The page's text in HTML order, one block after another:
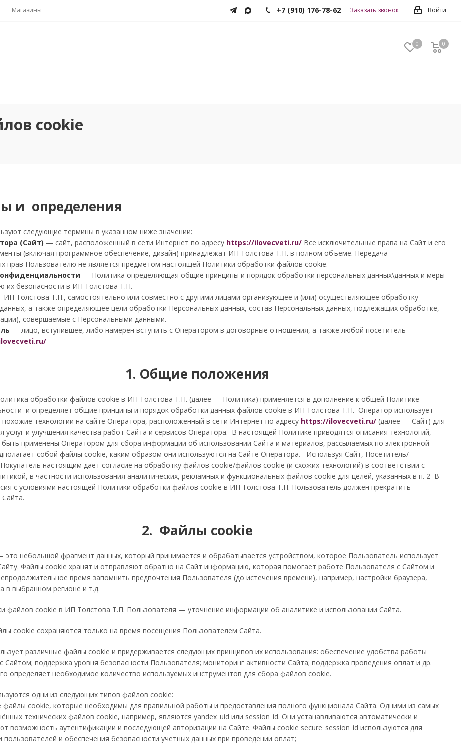
Магазины Войти
+7 (910) 176-78-62 Заказать звонок
0 0
0
cookie
и определения
следующие термины в указанном ниже значении:
(Сайт) — сайт, расположенный в сети Интернет по адресу https://ilovecveti.ru/ Все исключительные права на Сайт и его
(включая программное обеспечение, дизайн) принадлежат ИП Толстова Т.П. в полном объеме. Передача
прав Пользователю не является предметом настоящей Политики обработки файлов cookie.
— Политика определяющая общие принципы и порядок обработки персональных данных\данных и меры
их безопасности в ИП Толстова Т.П.
Толстова Т.П., самостоятельно или совместно с другими лицами организующее и (или) осуществляющее обработку
а также определяющее цели обработки Персональных данных, состав Персональных данных, подлежащих обработке,
совершаемые с Персональными данными.
— лицо, вступившее, либо намерен вступить с Оператором в договорные отношения, а также любой посетитель
1. Общие положения
обработки файлов cookie в ИП Толстова Т.П. (далее — Политика) применяется в дополнение к общей Политике
и определяет общие принципы и порядок обработки данных файлов cookie в ИП Толстова Т.П. Оператор использует
технологии на сайте Оператора, расположенный в сети Интернет по адресу https://ilovecveti.ru/ (далее — Сайт) для
услуг и улучшения качества работ Сайта и сервисов Оператора. В настоящей Политике приводятся описания технологий,
применены Оператором для сбора информации об использовании Сайта и материалов, рассылаемых по электронной
собой файлы cookie, каким образом они используются на Сайте Оператора. Используя Сайт, Посетитель/
настоящим дает согласие на обработку файлов cookie/файлов cookie (и схожих технологий) в соответствии с
в частности использования аналитических, рекламных и функциональных файлов cookie для целей, указанных в п. 2 В
с условиями настоящей Политики обработки файлов cookie в ИП Толстова Т.П. Пользователь должен прекратить
Сайта.
2. Файлы cookie
небольшой фрагмент данных, который принимается и обрабатывается устройством, которое Пользователь использует
Файлы cookie хранят и отправляют обратно на Сайт информацию, которая помогает работе Пользователя с Сайтом и
время запомнить предпочтения Пользователя (до истечения времени), например, настройки браузера,
в выбранном регионе и т.д.
файлов cookie в ИП Толстова Т.П. Пользователя — уточнение информации об аналитике и использовании Сайта.
cookie сохраняются только на время посещения Пользователем Сайта.
различные файлы cookie и придерживается следующих принципов их использования: обеспечение удобства работы
Сайтом; поддержка уровня безопасности Пользователя; мониторинг активности Сайта; поддержка проведения оплат и др.
определяет необходимое количество используемых инструментов для сбора файлов cookie.
одни из следующих типов файлов cookie:
файлы cookie, которые необходимы для правильной работы и предоставления полного функционала Сайта. Одними из самых
технических файлов cookie, например, являются yandex_uid или session_id. Они устанавливаются автоматически и
возможность аутентификации и последующей авторизации на Сайте. Файлы сookie secure_session_id используются для
пользователей и обеспечения безопасности учетных данных при проведении оплат;